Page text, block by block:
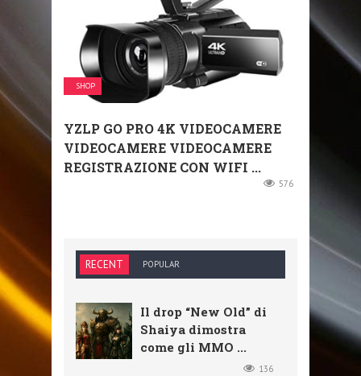
SHOP
YZLP GO PRO 4K VIDEOCAMERE
VIDEOCAMERE VIDEOCAMERE
REGISTRAZIONE CON WIFI ...
576
RECENT POPULAR
Il drop “New Old” di
Shaiya dimostra
come gli MMO ...
136